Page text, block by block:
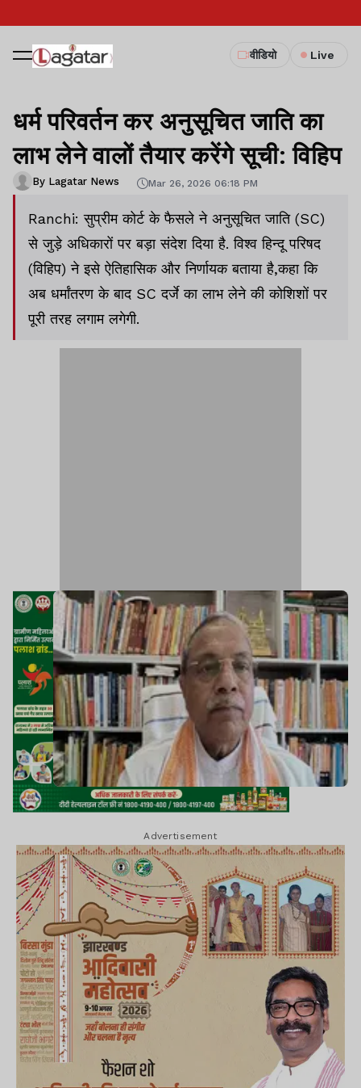
वीडियो Live
धर्म परिवर्तन कर अनुसूचित जाति का
लाभ लेने वालों तैयार करेंगे सूची: विहिप
By Lagatar News Mar 26, 2026 06:18 PM
Ranchi: सुप्रीम कोर्ट के फैसले ने अनुसूचित जाति (SC)
से जुड़े अधिकारों पर बड़ा संदेश दिया है. विश्व हिन्दू परिषद
(विहिप) ने इसे ऐतिहासिक और निर्णायक बताया है,कहा कि
अब धर्मांतरण के बाद SC दर्जे का लाभ लेने की कोशिशों पर
पूरी तरह लगाम लगेगी.
Advertisement